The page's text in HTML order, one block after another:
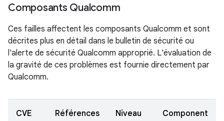
Composants Qualcomm
Ces failles affectent les composants Qualcomm et sont
décrites plus en détail dans le bulletin de sécurité ou
l'alerte de sécurité Qualcomm approprié. L'évaluation de
la gravité de ces problèmes est fournie directement par
Qualcomm.
CVE Références Niveau Component